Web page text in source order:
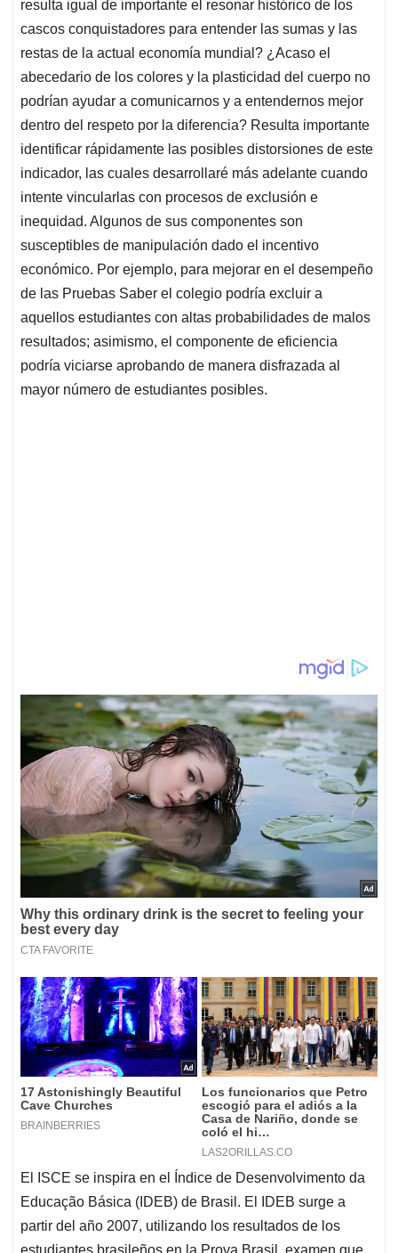
resulta igual de importante el resonar histórico de los
cascos conquistadores para entender las sumas y las
restas de la actual economía mundial? ¿Acaso el
abecedario de los colores y la plasticidad del cuerpo no
podrían ayudar a comunicarnos y a entendernos mejor
dentro del respeto por la diferencia? Resulta importante
identificar rápidamente las posibles distorsiones de este
indicador, las cuales desarrollaré más adelante cuando
intente vincularlas con procesos de exclusión e
inequidad. Algunos de sus componentes son
susceptibles de manipulación dado el incentivo
económico. Por ejemplo, para mejorar en el desempeño
de las Pruebas Saber el colegio podría excluir a
aquellos estudiantes con altas probabilidades de malos
resultados; asimismo, el componente de eficiencia
podría viciarse aprobando de manera disfrazada al
mayor número de estudiantes posibles.
El ISCE se inspira en el Índice de Desenvolvimento da
Educação Básica (IDEB) de Brasil. El IDEB surge a
partir del año 2007, utilizando los resultados de los
estudiantes brasileños en la Prova Brasil, examen que